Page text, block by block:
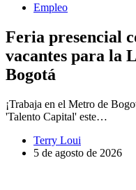
Empleo
Feria presencial
vacantes para la
Bogotá
¡Trabaja en el Metro de
'Talento Capital' este…
Terry Loui
5 de agosto de 2026